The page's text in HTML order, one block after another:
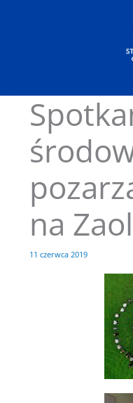
na
11 czerwca 2019